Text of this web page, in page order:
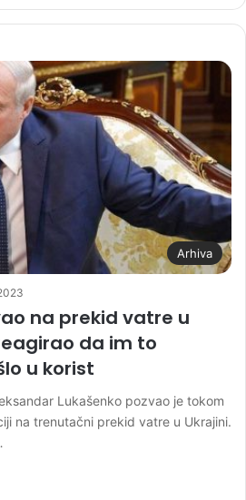
Arhiva
na prekid vatre u
da im to
u korist
Lukašenko pozvao je tokom
na trenutačni prekid vatre u Ukrajini.